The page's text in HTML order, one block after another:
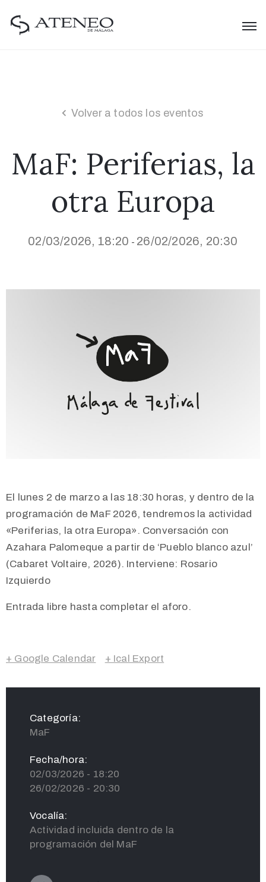
Volver a todos los eventos
MaF: Periferias, la
otra Europa
02/03/2026, 18:20 - 26/02/2026, 20:30
El lunes 2 de marzo a las 18:30 horas, y dentro de la
programación de MaF 2026, tendremos la actividad
«Periferias, la otra Europa». Conversación con
Azahara Palomeque a partir de ‘Pueblo blanco azul’
(Cabaret Voltaire, 2026). Interviene: Rosario
Izquierdo
Entrada libre hasta completar el aforo.
+ Google Calendar + Ical Export
Categoría:
MaF
Fecha/hora:
02/03/2026 - 18:20
26/02/2026 - 20:30
Vocalía:
Actividad incluida dentro de la
programación del MaF